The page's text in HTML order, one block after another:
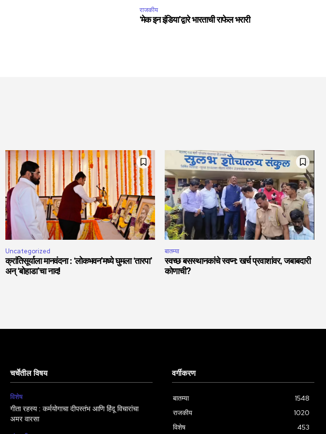
राजकीय
‘मेक इन इंडिया’द्वारे भारताची राफेल भरारी
Uncategorized
क्रांतिसूर्याला मानवंदना : ‘लोकभवन’मध्ये घुमला ‘तारपा’
अन् ‘बोहाडा’चा नाद!
बातम्या
स्वच्छ बसस्थानकांचे स्वप्न: खर्च प्रवाशांवर, जबाबदारी
कोणाची?
चर्चेतील विषय
विशेष
गीता रहस्य : कर्मयोगाचा दीपस्तंभ आणि हिंदू विचारांचा
अमर वारसा
वर्गीकरण
बातम्या
1548
राजकीय
1020
विशेष
453